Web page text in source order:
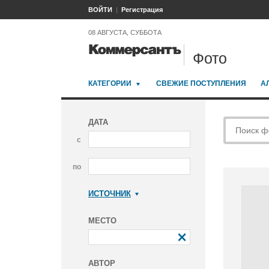
ВОЙТИ Регистрация
08 АВГУСТА, СУББОТА
Фото
КАТЕГОРИИ СВЕЖИЕ ПОСТУПЛЕНИЯ
ДАТА
с
по
ИСТОЧНИК
МЕСТО
АВТОР